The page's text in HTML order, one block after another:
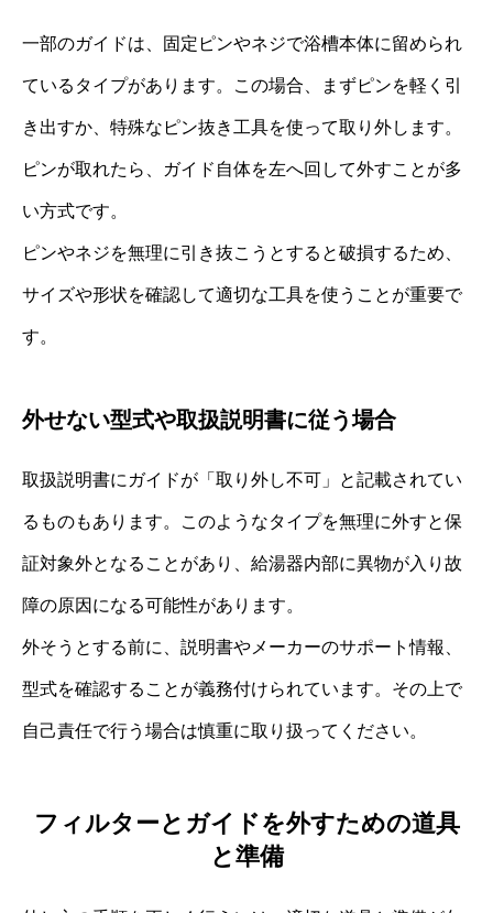
一部のガイドは、固定ピンやネジで浴槽本体に留められ
ているタイプがあります。この場合、まずピンを軽く引
き出すか、特殊なピン抜き工具を使って取り外します。
ピンが取れたら、ガイド自体を左へ回して外すことが多
い方式です。
ピンやネジを無理に引き抜こうとすると破損するため、
サイズや形状を確認して適切な工具を使うことが重要で
す。
外せない型式や取扱説明書に従う場合
取扱説明書にガイドが「取り外し不可」と記載されてい
るものもあります。このようなタイプを無理に外すと保
証対象外となることがあり、給湯器内部に異物が入り故
障の原因になる可能性があります。
外そうとする前に、説明書やメーカーのサポート情報、
型式を確認することが義務付けられています。その上で
自己責任で行う場合は慎重に取り扱ってください。
フィルターとガイドを外すための道具
と準備